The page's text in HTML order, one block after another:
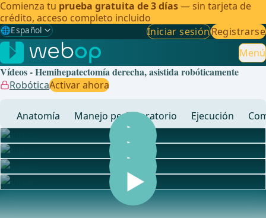
Comienza tu prueba gratuita de 3 días— sin tarjeta de
crédito, acceso completo incluido
🌐Español
Gewählte Sprache: Español
🇩🇪 Alemán
🇬🇧Inglés
🇧🇷Brasileño
Iniciar sesiónRegistrarse
Menú
Vídeos - Hemihepatectomía derecha, asistida robóticamente
RobóticaActivar ahora
Anatomía Manejo perioperatorio Ejecución